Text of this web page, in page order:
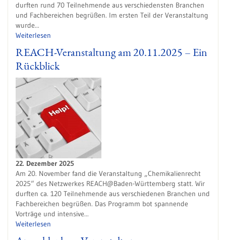
durften rund 70 Teilnehmende aus verschiedensten Branchen
und Fachbereichen begrüßen. Im ersten Teil der Veranstaltung
wurde...
Weiterlesen
REACH-Veranstaltung am 20.11.2025 – Ein
Rückblick
22. Dezember 2025
Am 20. November fand die Veranstaltung „Chemikalienrecht
2025“ des Netzwerkes REACH@Baden-Württemberg statt. Wir
durften ca. 120 Teilnehmende aus verschiedenen Branchen und
Fachbereichen begrüßen. Das Programm bot spannende
Vorträge und intensive...
Weiterlesen